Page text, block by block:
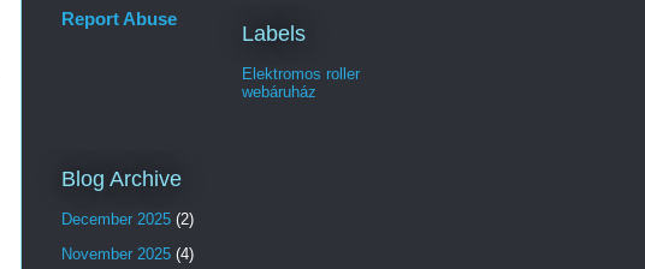
Report Abuse
Labels
Elektromos roller
webáruház
Blog Archive
December 2025 (2)
November 2025 (4)